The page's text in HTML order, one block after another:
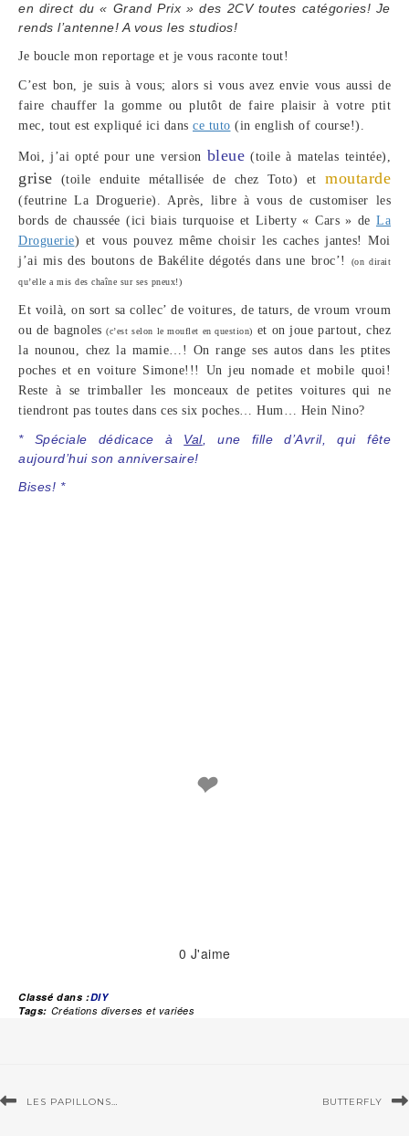
en direct du « Grand Prix » des 2CV toutes catégories! Je
rends l’antenne! A vous les studios!
Je boucle mon reportage et je vous raconte tout!
C’est bon, je suis à vous; alors si vous avez envie vous aussi de
faire chauffer la gomme ou plutôt de faire plaisir à votre ptit
mec, tout est expliqué ici dans ce tuto (in english of course!).
Moi, j’ai opté pour une version bleue (toile à matelas teintée),
grise (toile enduite métallisée de chez Toto) et moutarde
(feutrine La Droguerie). Après, libre à vous de customiser les
bords de chaussée (ici biais turquoise et Liberty « Cars » de La
Droguerie) et vous pouvez même choisir les caches jantes! Moi
j’ai mis des boutons de Bakélite dégotés dans une broc’!
(on dirait
qu’elle a mis des chaîne sur ses pneux!)
Et voilà, on sort sa collec’ de voitures, de taturs, de vroum vroum
ou de bagnoles(c’est selon le mouflet en question) et on joue partout, chez
la nounou, chez la mamie…! On range ses autos dans les ptites
poches et en voiture Simone!!! Un jeu nomade et mobile quoi!
Reste à se trimballer les monceaux de petites voitures qui ne
tiendront pas toutes dans ces six poches… Hum… Hein Nino?
* Spéciale dédicace à Val, une fille d’Avril, qui fête
aujourd’hui son anniversaire!
Bises! *
❤
0 J'aime
Classé dans :DIY
Tags: Créations diverses et variées
LES PAPILLONS… BUTTERFLY